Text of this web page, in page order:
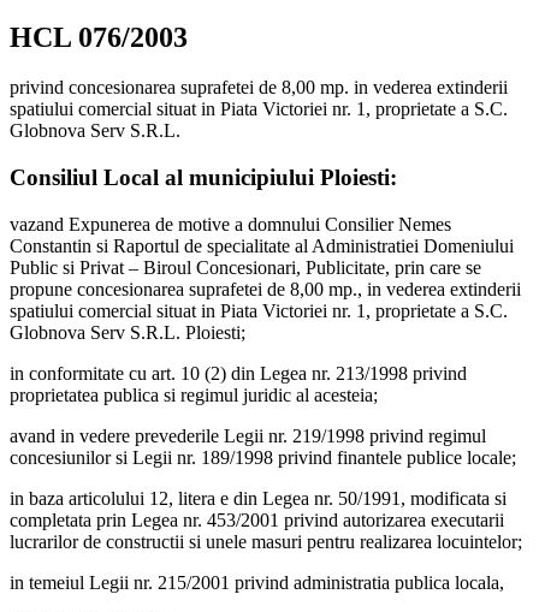
HCL 076/2003
privind concesionarea suprafetei de 8,00 mp. in vederea extinderii
spatiului comercial situat in Piata Victoriei nr. 1, proprietate a S.C.
Globnova Serv S.R.L.
Consiliul Local al municipiului Ploiesti:
vazand Expunerea de motive a domnului Consilier Nemes
Constantin si Raportul de specialitate al Administratiei Domeniului
Public si Privat – Biroul Concesionari, Publicitate, prin care se
propune concesionarea suprafetei de 8,00 mp., in vederea extinderii
spatiului comercial situat in Piata Victoriei nr. 1, proprietate a S.C.
Globnova Serv S.R.L. Ploiesti;
in conformitate cu art. 10 (2) din Legea nr. 213/1998 privind
proprietatea publica si regimul juridic al acesteia;
avand in vedere prevederile Legii nr. 219/1998 privind regimul
concesiunilor si Legii nr. 189/1998 privind finantele publice locale;
in baza articolului 12, litera e din Legea nr. 50/1991, modificata si
completata prin Legea nr. 453/2001 privind autorizarea executarii
lucrarilor de constructii si unele masuri pentru realizarea locuintelor;
in temeiul Legii nr. 215/2001 privind administratia publica locala,